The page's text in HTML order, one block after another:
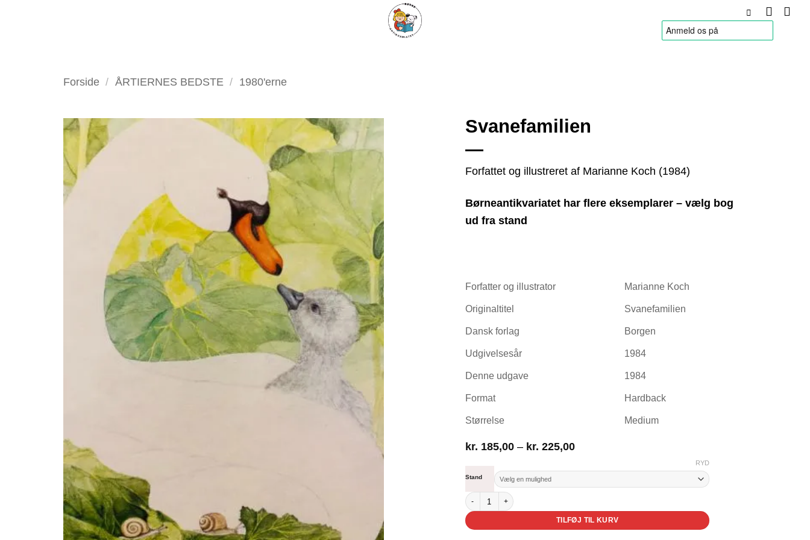
Forside / ÅRTIERNES BEDSTE / 1980'erne
Svanefamilien
Forfattet og illustreret af Marianne Koch (1984)
Børneantikvariatet har flere eksemplarer – vælg bog
ud fra stand
Forfatter og illustrator Marianne Koch
Originaltitel Svanefamilien
Dansk forlag Borgen
Udgivelsesår 1984
Denne udgave 1984
Format Hardback
Størrelse Medium
kr. 185,00 – kr. 225,00Prisinterval:
Stand
RYD
Svanefamilien antal
TILFØJ TIL KURV